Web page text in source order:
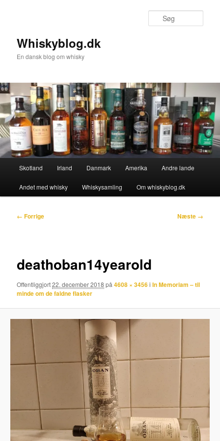
Whiskyblog.dk
En dansk blog om whisky
Skotland Irland Danmark Amerika Andre lande
Andet med whisky Whiskysamling Om whiskyblog.dk
Billednavigation
← Forrige Næste →
deathoban14yearold
Offentliggjort22. december 2018 på4608 × 3456iIn Memoriam – til
minde om de faldne flasker